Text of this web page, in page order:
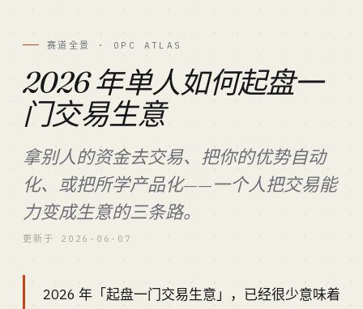
赛道全景 · OPC ATLAS
2026 年单人如何起盘一
门交易生意
拿别人的资金去交易、把你的优势自动
化、或把所学产品化——一个人把交易能
力变成生意的三条路。
更新于 2026-06-07
2026 年「起盘一门交易生意」，已经很少意味着